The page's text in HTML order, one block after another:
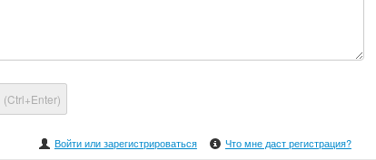
(Ctrl+Enter)
Войти или зарегистрироваться Что мне даст регистрация?